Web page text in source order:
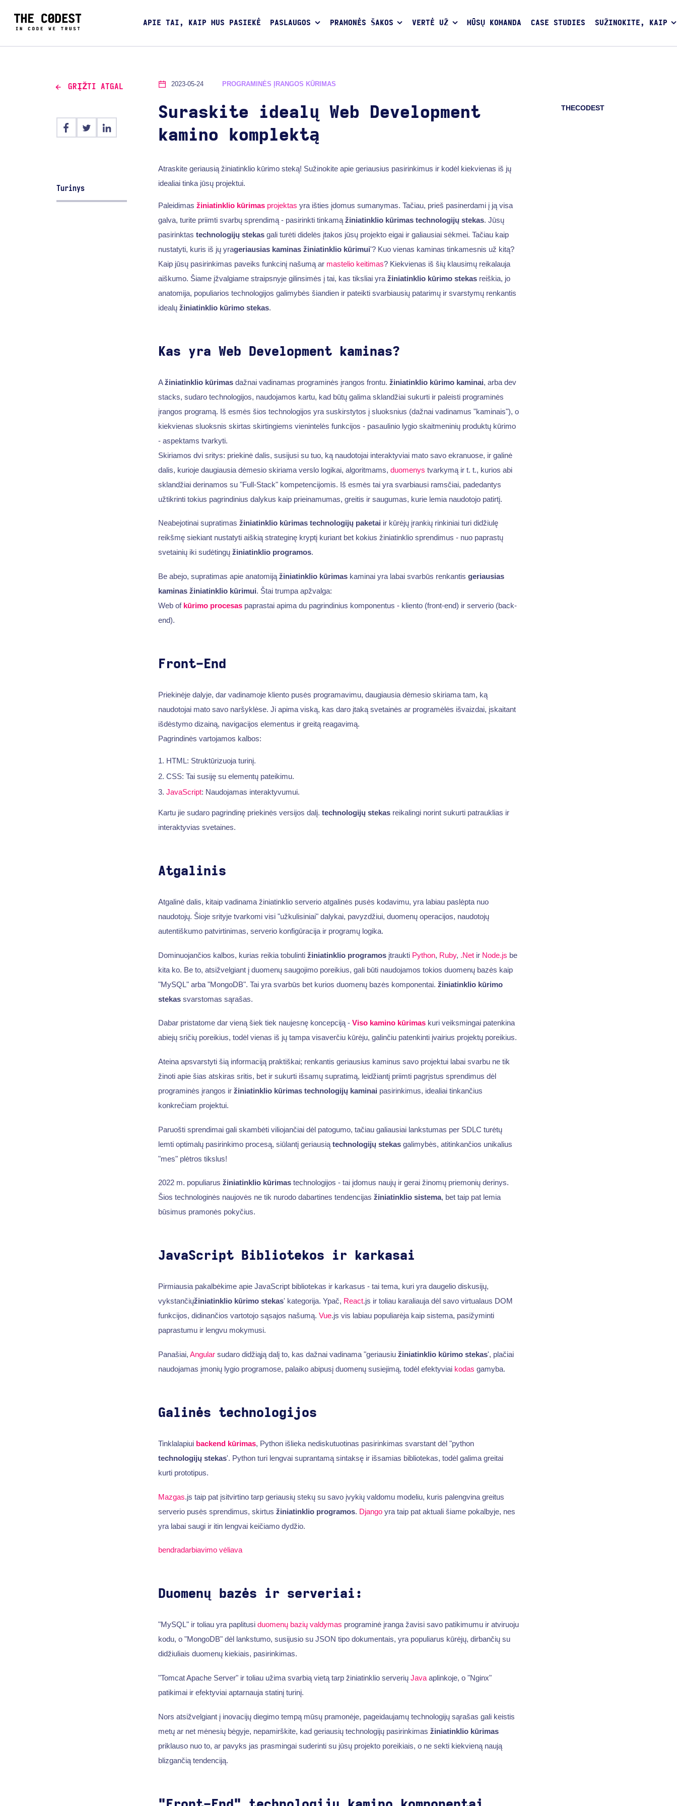
APIE TAI, KAIP MUS PASIEKĖ PASLAUGOS PRAMONĖS ŠAKOS VERTĖ UŽ MŪSŲ KOMANDA CASE STUDIES SUŽINOKITE, KAIP
GRĮŽTI ATGAL
Turinys
2023-05-24 PROGRAMINĖS ĮRANGOS KŪRIMAS
Suraskite idealų Web Development
kamino komplektą
THECODEST
Atraskite geriausią žiniatinklio kūrimo steką! Sužinokite apie geriausius pasirinkimus ir kodėl kiekvienas iš jų
idealiai tinka jūsų projektui.
Paleidimas žiniatinklio kūrimas projektas yra išties įdomus sumanymas. Tačiau, prieš pasinerdami į ją visa
galva, turite priimti svarbų sprendimą - pasirinkti tinkamą žiniatinklio kūrimas technologijų stekas. Jūsų
pasirinktas technologijų stekasgali turėti didelės įtakos jūsų projekto eigai ir galiausiai sėkmei. Tačiau kaip
nustatyti, kuris iš jų yrageriausias kaminas žiniatinklio kūrimui'? Kuo vienas kaminas tinkamesnis už kitą?
Kaip jūsų pasirinkimas paveiks funkcinį našumą ar mastelio keitimas? Kiekvienas iš šių klausimų reikalauja
aiškumo. Šiame įžvalgiame straipsnyje gilinsimės į tai, kas tiksliai yra žiniatinklio kūrimo stekasreiškia, jo
anatomija, populiarios technologijos galimybės šiandien ir pateikti svarbiausių patarimų ir svarstymų renkantis
idealų žiniatinklio kūrimo stekas.
Kas yra Web Development kaminas?
Ažiniatinklio kūrimasdažnai vadinamas programinės įrangos frontu. žiniatinklio kūrimo kaminai, arba dev
stacks, sudaro technologijos, naudojamos kartu, kad būtų galima sklandžiai sukurti ir paleisti programinės
įrangos programą. Iš esmės šios technologijos yra suskirstytos į sluoksnius (dažnai vadinamus "kaminais"), o
kiekvienas sluoksnis skirtas skirtingiems vienintelės funkcijos - pasaulinio lygio skaitmeninių produktų kūrimo
- aspektams tvarkyti.
Skiriamos dvi sritys: priekinė dalis, susijusi su tuo, ką naudotojai interaktyviai mato savo ekranuose, ir galinė
dalis, kurioje daugiausia dėmesio skiriama verslo logikai, algoritmams, duomenys tvarkymą ir t. t., kurios abi
sklandžiai derinamos su "Full-Stack" kompetencijomis. Iš esmės tai yra svarbiausi ramsčiai, padedantys
užtikrinti tokius pagrindinius dalykus kaip prieinamumas, greitis ir saugumas, kurie lemia naudotojo patirtį.
Neabejotinai supratimas žiniatinklio kūrimas technologijų paketai ir kūrėjų įrankių rinkiniai turi didžiulę
reikšmę siekiant nustatyti aiškią strateginę kryptį kuriant bet kokius žiniatinklio sprendimus - nuo paprastų
svetainių iki sudėtingų žiniatinklio programos.
Be abejo, supratimas apie anatomiją žiniatinklio kūrimaskaminai yra labai svarbūs renkantis geriausias
kaminas žiniatinklio kūrimui. Štai trumpa apžvalga:
Web of kūrimo procesaspaprastai apima du pagrindinius komponentus - kliento (front-end) ir serverio (back-
end).
Front-End
Priekinėje dalyje, dar vadinamoje kliento pusės programavimu, daugiausia dėmesio skiriama tam, ką
naudotojai mato savo naršyklėse. Ji apima viską, kas daro įtaką svetainės ar programėlės išvaizdai, įskaitant
išdėstymo dizainą, navigacijos elementus ir greitą reagavimą.
Pagrindinės vartojamos kalbos:
HTML: Struktūrizuoja turinį.
CSS: Tai susiję su elementų pateikimu.
JavaScript: Naudojamas interaktyvumui.
Kartu jie sudaro pagrindinę priekinės versijos dalį. technologijų stekasreikalingi norint sukurti patrauklias ir
interaktyvias svetaines.
Atgalinis
Atgalinė dalis, kitaip vadinama žiniatinklio serverio atgalinės pusės kodavimu, yra labiau paslėpta nuo
naudotojų. Šioje srityje tvarkomi visi "užkulisiniai" dalykai, pavyzdžiui, duomenų operacijos, naudotojų
autentiškumo patvirtinimas, serverio konfigūracija ir programų logika.
Dominuojančios kalbos, kurias reikia tobulinti žiniatinklio programosįtraukti Python, Ruby, .Netir Node.js be
kita ko. Be to, atsižvelgiant į duomenų saugojimo poreikius, gali būti naudojamos tokios duomenų bazės kaip
"MySQL" arba "MongoDB". Tai yra svarbūs bet kurios duomenų bazės komponentai. žiniatinklio kūrimo
stekassvarstomas sąrašas.
Dabar pristatome dar vieną šiek tiek naujesnę koncepciją - Viso kamino kūrimaskuri veiksmingai patenkina
abiejų sričių poreikius, todėl vienas iš jų tampa visaverčiu kūrėju, galinčiu patenkinti įvairius projektų poreikius.
Ateina apsvarstyti šią informaciją praktiškai; renkantis geriausius kaminus savo projektui labai svarbu ne tik
žinoti apie šias atskiras sritis, bet ir sukurti išsamų supratimą, leidžiantį priimti pagrįstus sprendimus dėl
programinės įrangos ir žiniatinklio kūrimas technologijų kaminai pasirinkimus, idealiai tinkančius
konkrečiam projektui.
Paruošti sprendimai gali skambėti viliojančiai dėl patogumo, tačiau galiausiai lankstumas per SDLC turėtų
lemti optimalų pasirinkimo procesą, siūlantį geriausią technologijų stekasgalimybės, atitinkančios unikalius
"mes" plėtros tikslus!
2022 m. populiarus žiniatinklio kūrimastechnologijos - tai įdomus naujų ir gerai žinomų priemonių derinys.
Šios technologinės naujovės ne tik nurodo dabartines tendencijas žiniatinklio sistema, bet taip pat lemia
būsimus pramonės pokyčius.
JavaScript Bibliotekos ir karkasai
Pirmiausia pakalbėkime apie JavaScript bibliotekas ir karkasus - tai tema, kuri yra daugelio diskusijų,
vykstančiųžiniatinklio kūrimo stekas' kategorija. Ypač, React.js ir toliau karaliauja dėl savo virtualaus DOM
funkcijos, didinančios vartotojo sąsajos našumą. Vue.js vis labiau populiarėja kaip sistema, pasižyminti
paprastumu ir lengvu mokymusi.
Panašiai, Angularsudaro didžiąją dalį to, kas dažnai vadinama "geriausiu žiniatinklio kūrimo stekas', plačiai
naudojamas įmonių lygio programose, palaiko abipusį duomenų susiejimą, todėl efektyviai kodas gamyba.
Galinės technologijos
Tinklalapiui backend kūrimas, Python išlieka nediskutuotinas pasirinkimas svarstant dėl "python
technologijų stekas'. Python turi lengvai suprantamą sintaksę ir išsamias bibliotekas, todėl galima greitai
kurti prototipus.
Mazgas.js taip pat įsitvirtino tarp geriausių stekų su savo įvykių valdomu modeliu, kuris palengvina greitus
serverio pusės sprendimus, skirtus žiniatinklio programos. Djangoyra taip pat aktuali šiame pokalbyje, nes
yra labai saugi ir itin lengvai keičiamo dydžio.
Duomenų bazės ir serveriai:
"MySQL" ir toliau yra paplitusi duomenų bazių valdymas programinė įranga žavisi savo patikimumu ir atviruoju
kodu, o "MongoDB" dėl lankstumo, susijusio su JSON tipo dokumentais, yra populiarus kūrėjų, dirbančių su
didžiuliais duomenų kiekiais, pasirinkimas.
"Tomcat Apache Server" ir toliau užima svarbią vietą tarp žiniatinklio serverių Javaaplinkoje, o "Nginx"
patikimai ir efektyviai aptarnauja statinį turinį.
Nors atsižvelgiant į inovacijų diegimo tempą mūsų pramonėje, pageidaujamų technologijų sąrašas gali keistis
metų ar net mėnesių bėgyje, nepamirškite, kad geriausių technologijų pasirinkimas žiniatinklio kūrimas
priklauso nuo to, ar pavyks jas prasmingai suderinti su jūsų projekto poreikiais, o ne sekti kiekvieną naują
blizgančią tendenciją.